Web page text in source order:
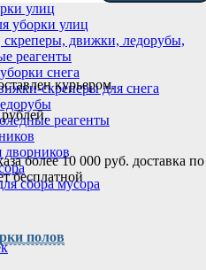
улиц
уборки улиц
скреперы, движки, ледорубы,
реагенты
снега
скреперы для снега
реагенты
дворников
сбора мусора
курьером.
более 10 000 руб. доставка по
бесплатной
полов